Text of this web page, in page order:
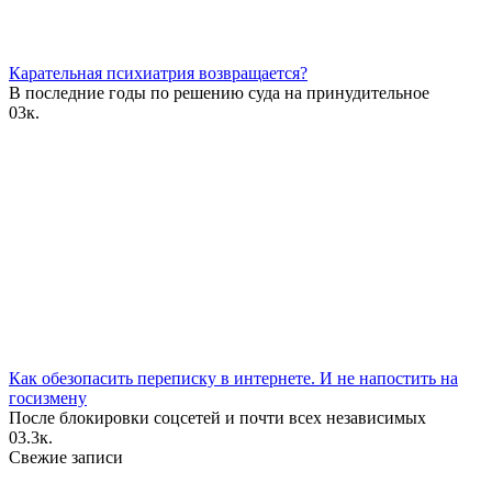
Карательная психиатрия возвращается?
В последние годы по решению суда на принудительное
03к.
Как обезопасить переписку в интернете. И не напостить на
госизмену
После блокировки соцсетей и почти всех независимых
03.3к.
Свежие записи